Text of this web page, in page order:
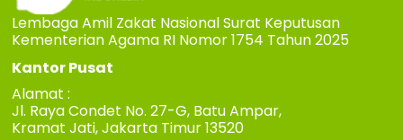
Lembaga Amil Zakat Nasional Surat Keputusan
Kementerian Agama RI Nomor 1754 Tahun 2025
Kantor Pusat
Alamat :
Jl. Raya Condet No. 27-G, Batu Ampar,
Kramat Jati, Jakarta Timur 13520